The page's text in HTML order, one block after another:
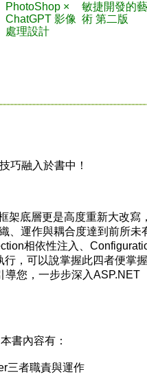
PhotoShop ×
ChatGPT 影像
處理設計
敏捷開發的藝
術 第二版
融入於書中！
底層更是高度重新大改寫
、運作與耦合度達到前所未
相依性注入、
，可以說掌握此四者便掌
導您，一步步深入ASP.NET
書內容有：
三者職責與運作